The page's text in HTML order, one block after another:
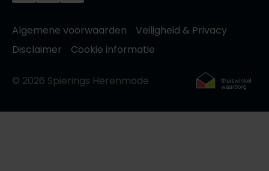
Algemene voorwaarden
Veiligheid & Privacy
Disclaimer
Cookie informatie
© 2026 Spierings Herenmode